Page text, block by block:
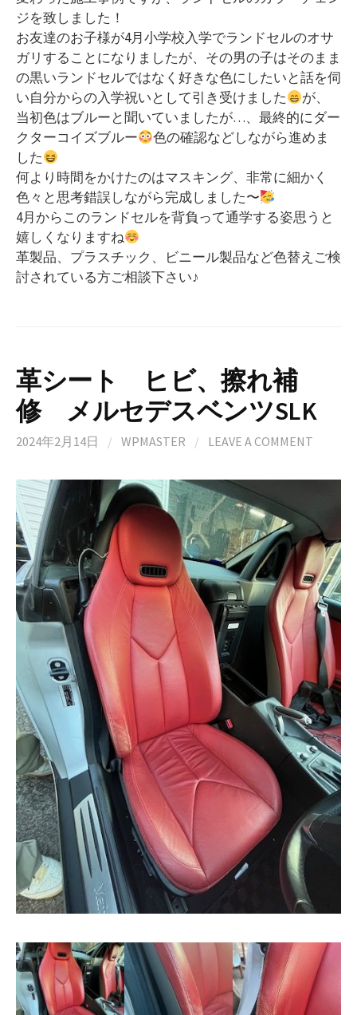
ジを致しました！
お友達のお子様が4月小学校入学でランドセルのオサ
ガリすることになりましたが、その男の子はそのまま
の黒いランドセルではなく好きな色にしたいと話を伺
い自分からの入学祝いとして引き受けました
が、
当初色はブルーと聞いていましたが…、最終的にダー
クターコイズブルー
色の確認などしながら進めま
した
何より時間をかけたのはマスキング、非常に細かく
色々と思考錯誤しながら完成しました〜
4月からこのランドセルを背負って通学する姿思うと
嬉しくなりますね
革製品、プラスチック、ビニール製品など色替えご検
討されている方ご相談下さい♪
革シート ヒビ、擦れ補
修 メルセデスベンツSLK
2024年2月14日 / WPMASTER / LEAVE A COMMENT